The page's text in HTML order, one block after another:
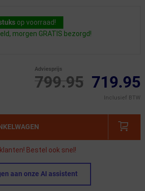
op voorraad!
morgen GRATIS bezorgd!
799.95
Adviesprijs
719.95
Inclusief BTW
Bestel ook snel!
aan onze AI assistent